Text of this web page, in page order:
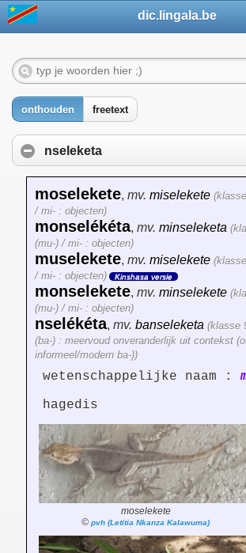
dic.lingala.be
onthouden freetext
nseleketa
moselekete, mv. miselekete
/ mi- : objecten)
monselékéta, mv. minseleketa
(mu-) / mi- : objecten)
muselekete, mv. miselekete
/ mi- : objecten)
Kinshasa versie
monselekete, mv. minselekete
(mu-) / mi- : objecten)
nselékéta, mv. banseleketa (klasse
(ba-) : meervoud onveranderlijk uit contekst
informeel/modern ba-))
wetenschappelijke naam :
hagedis
moselekete
© pvh (Letitia Nkanza Kalawuma)